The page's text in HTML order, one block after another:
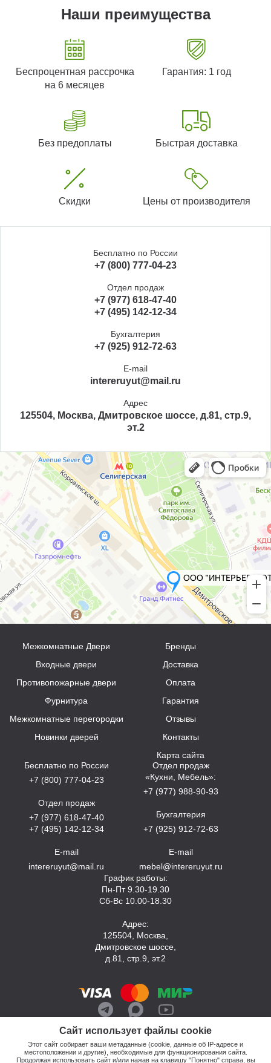
Наши преимущества
Беспроцентная рассрочка
на 6 месяцев
Гарантия: 1 год
Без предоплаты Быстрая доставка
Скидки Цены от производителя
Бесплатно по России
+7 (800) 777-04-23
Отдел продаж
+7 (977) 618-47-40
+7 (495) 142-12-34
Бухгалтерия
+7 (925) 912-72-63
E-mail
intereruyut@mail.ru
Адрес
125504, Москва, Дмитровское шоссе, д.81, стр.9,
эт.2
Сайт использует файлы cookie
Этот сайт собирает ваши метаданные (cookie, данные об IP-адресе и
местоположении и другие), необходимые для функционирования сайта.
Продолжая использовать сайт и/или нажав на клавишу "Понятно" справа, вы
Межкомнатные Двери
Входные двери
Противопожарные двери
Фурнитура
Межкомнатные перегородки
Новинки дверей
Бренды
Доставка
Оплата
Гарантия
Отзывы
Контакты
Карта сайта
Бесплатно по России
+7 (800) 777-04-23
Отдел продаж
+7 (977) 618-47-40
+7 (495) 142-12-34
E-mail
intereruyut@mail.ru
Отдел продаж
«Кухни, Мебель»:
+7 (977) 988-90-93
Бухгалтерия
+7 (925) 912-72-63
E-mail
mebel@intereruyut.ru
График работы:
Пн-Пт 9.30-19.30
Сб-Вс 10.00-18.30
Адрес:
125504, Москва,
Дмитровское шоссе,
д.81, стр.9, эт.2